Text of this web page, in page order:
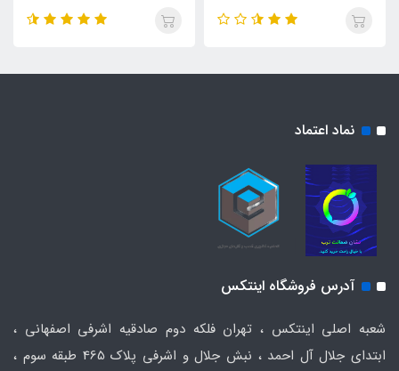
نماد اعتماد
آدرس فروشگاه اینتکس
شعبه اصلی اینتکس ، تهران فلکه دوم صادقیه اشرفی اصفهانی ،
ابتدای جلال آل احمد ، نبش جلال و اشرفی پلاک 465 طبقه سوم ،